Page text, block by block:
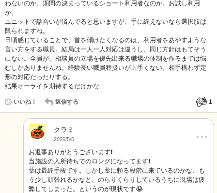
わないのか、期間の決まっているショート利用者なのか。お試し利用
か。
ユニットで話合いが済んでると思いますが、手に終えないなら選択肢は
限られますね。
日頃感じていることで、首を傾げたくなるのは、利用者をあやすような
言い方をする職員。結局は一人一人対応は違うし、同じ方針はもてそう
にない。全員が、相談員の立場を優先出来る職場の体制を作るまでは悩
むしかありませんね。経験長い職員程扱いが上手くない。相手構わず定
形の対応だったりする。
結果オーライを期待するだけかな
いいね！ 返信する 1
クラミ
2026/5/5 …
お返事ありがとうございます❗️
当施設の入所待ちでのロングになってます❗️
薬は最終手段です。しかし薬に頼る段階に来ているのかな、も
う少し頑張れるかなと、のらりくらりしているうちに現場は疲
弊してしまった。というのが現状です😭